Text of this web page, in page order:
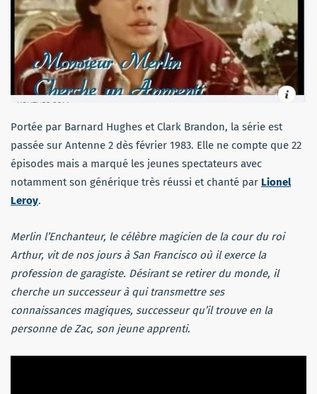
Portée par Barnard Hughes et Clark Brandon, la série est
passée sur Antenne 2 dès février 1983. Elle ne compte que 22
épisodes mais a marqué les jeunes spectateurs avec
notamment son générique très réussi et chanté par Lionel
Leroy.
Merlin l’Enchanteur, le célèbre magicien de la cour du roi
Arthur, vit de nos jours à San Francisco où il exerce la
profession de garagiste. Désirant se retirer du monde, il
cherche un successeur à qui transmettre ses
connaissances magiques, successeur qu’il trouve en la
personne de Zac, son jeune apprenti.